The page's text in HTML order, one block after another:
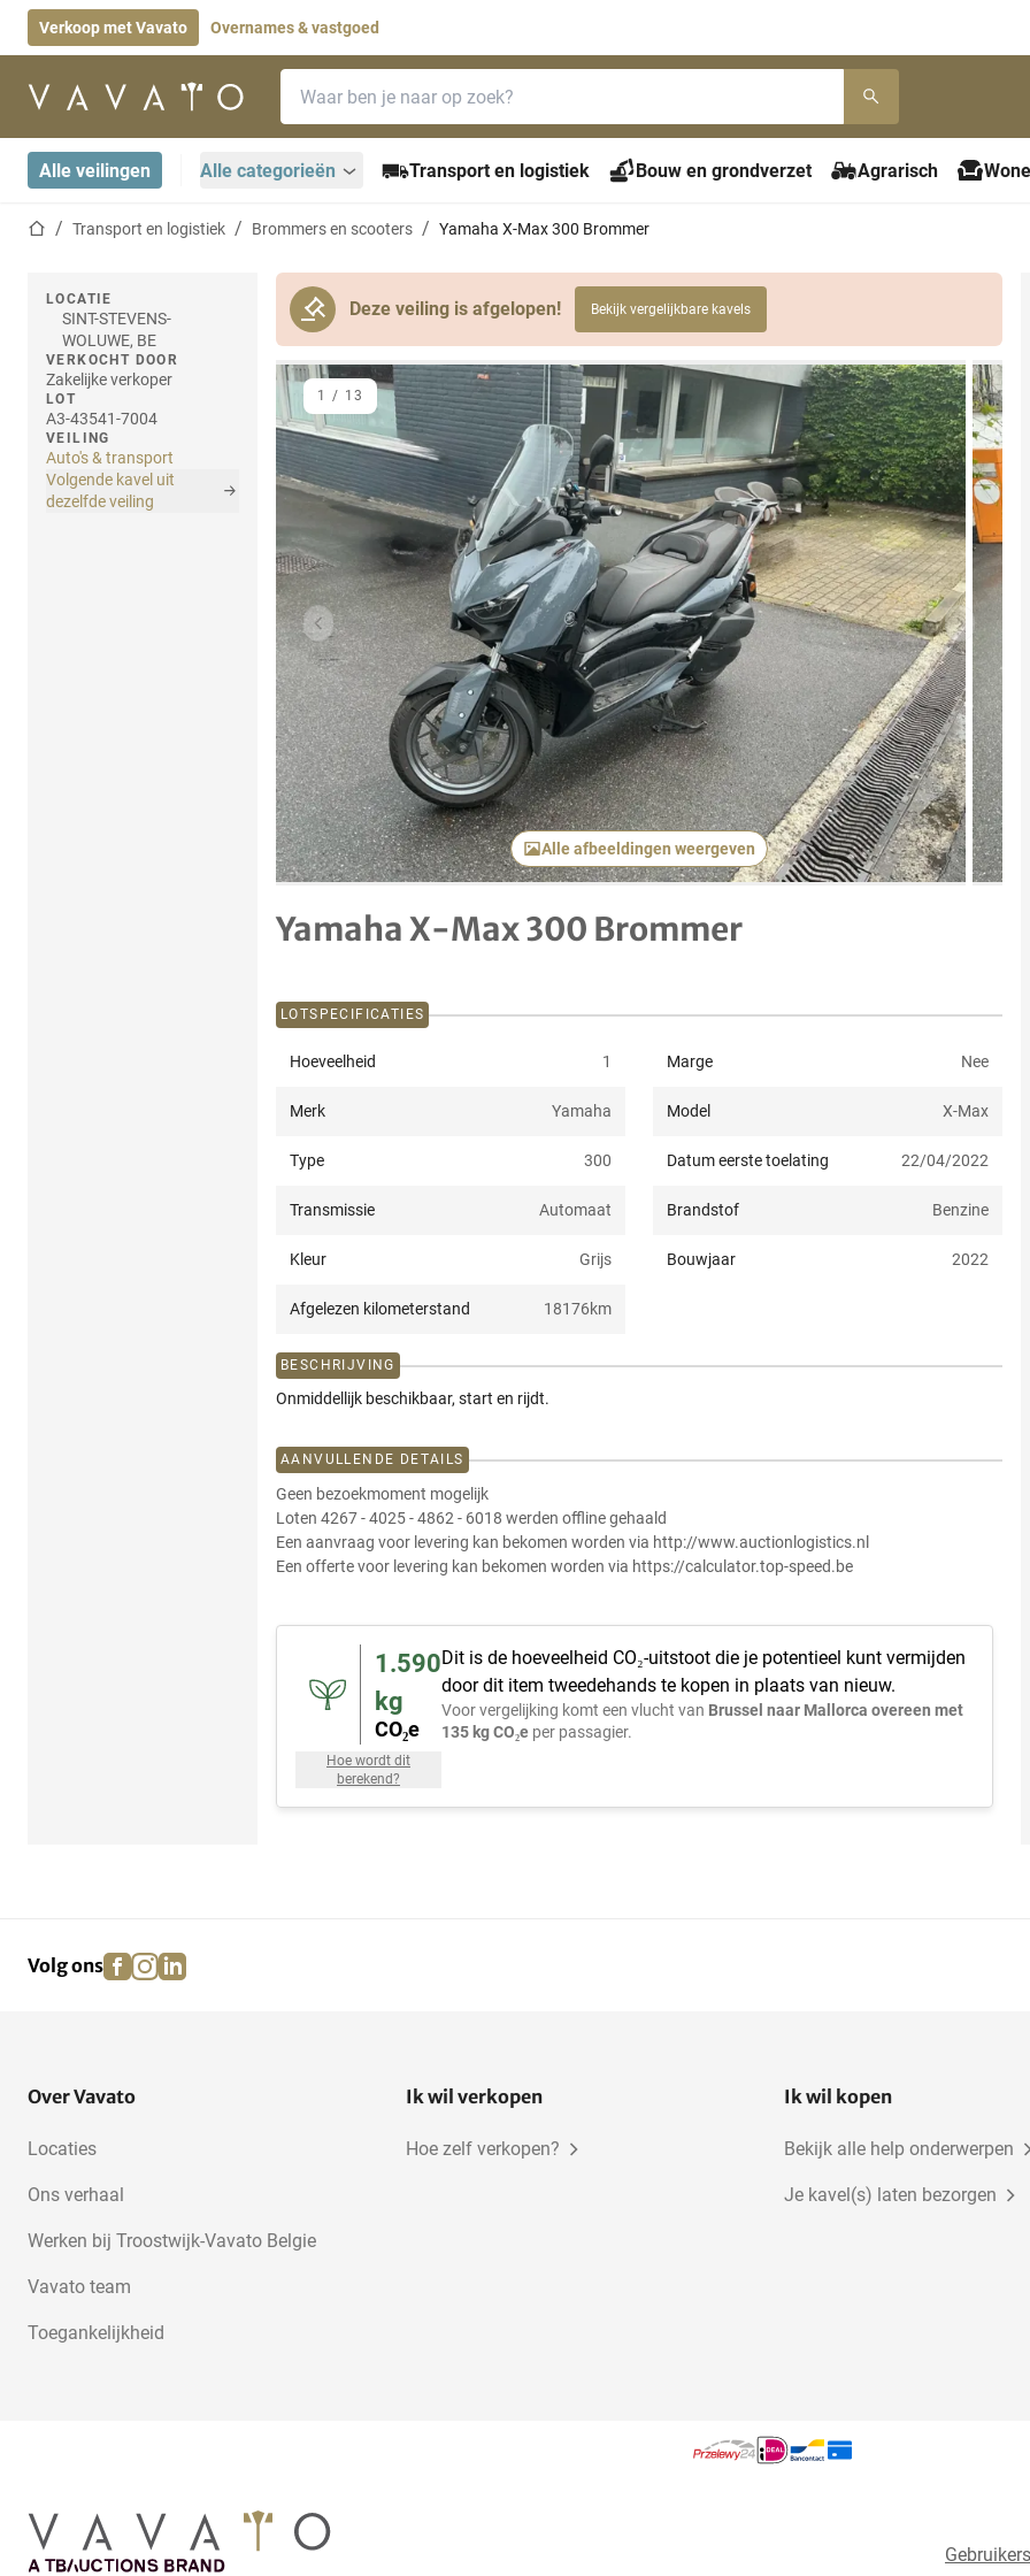
Verkoop met Vavato Overnames & vastgoed
Startpagina
Alle veilingen Alle categorieën Transport en logistiek Bouw en grondverzet Agrarisch
StartpaginaTransport en logistiek Brommers en scooters Yamaha X-Max 300 Brommer
Deze veiling is afgelopen! Bekijk vergelijkbare kavels
LOCATIE
SINT-STEVENS-
WOLUWE, BE
VERKOCHT DOOR
Zakelijke verkoper
LOT
A3-43541-7004
VEILING
Auto's & transport
Volgende kavel uit
dezelfde veiling
Vorig item Volgend
Alle afbeeldingen weergeven
1 / 13
Yamaha X-Max 300 Brommer
LOTSPECIFICATIES
Hoeveelheid 1 Marge Nee
Merk Yamaha Model X-Max
Type 300 Datum eerste toelating 22/04/2022
Transmissie Automaat Brandstof Benzine
Kleur Grijs Bouwjaar 2022
Afgelezen kilometerstand 18176km
BESCHRIJVING
Onmiddellijk beschikbaar, start en rijdt.
AANVULLENDE DETAILS
Geen bezoekmoment mogelijk
Loten 4267 - 4025 - 4862 - 6018 werden offline gehaald
Een aanvraag voor levering kan bekomen worden via http://www.auctionlogistics.nl
Een offerte voor levering kan bekomen worden via https://calculator.top-speed.be
1.590
kg
CO₂e
Hoe wordt dit
berekend?
Dit is de hoeveelheid CO₂-uitstoot die je potentieel kunt vermijden
door dit item tweedehands te kopen in plaats van nieuw.
Voor vergelijking komt een vlucht van Brussel naar Mallorca overeen met
135 kg CO₂e per passagier.
Volg ons facebook
instagram
linkedin
Over Vavato
Locaties
Ons verhaal
Werken bij Troostwijk-Vavato Belgie
Vavato team
Toegankelijkheid
Ik wil verkopen
Hoe zelf verkopen?
Ik wil kopen
Bekijk alle help onderwerpen
Je kavel(s) laten bezorgen